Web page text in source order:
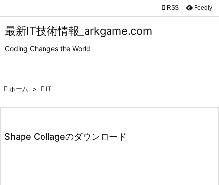
最新IT技術情報_arkgame.com
Coding Changes the World


 RSS Feedly
 ホーム >  IT
Shape Collageのダウンロード